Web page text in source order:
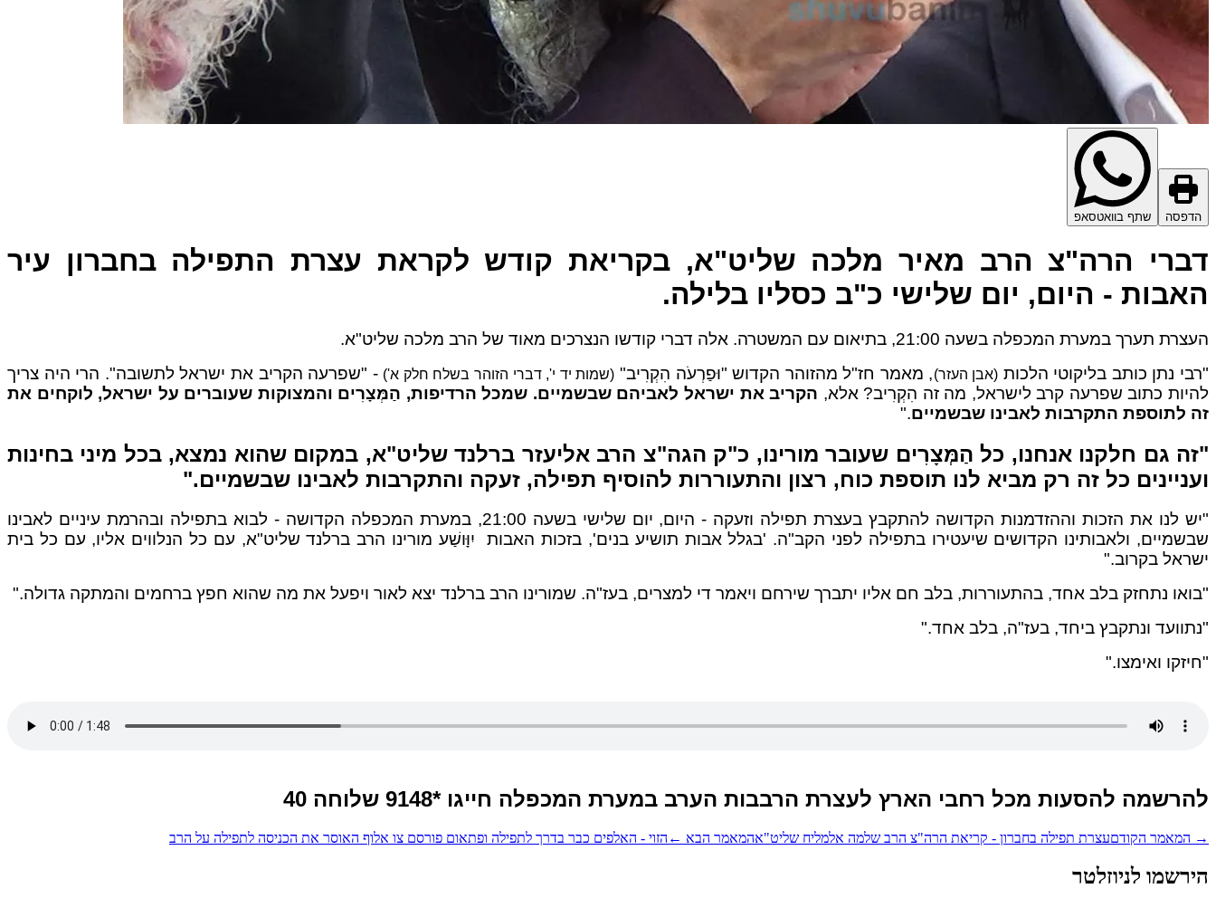
הדפסה שתף בוואטסאפ
דברי הרה"צ הרב מאיר מלכה שליט"א, בקריאת קודש לקראת עצרת התפילה בחברון עיר
האבות - היום, יום שלישי כ"ב כסליו בלילה.
העצרת תערך במערת המכפלה בשעה 21:00, בתיאום עם המשטרה. אלה דברי קודשו הנצרכים מאוד של הרב מלכה שליט"א.
"רבי נתן כותב בליקוטי הלכות (אבן העזר), מאמר חז"ל מהזוהר הקדוש "וּפַרְעֹה הִקְרִיב" (שמות יד י', דברי הזוהר בשלח חלק א') - "שפרעה הקריב את ישראל לתשובה". הרי היה צריך
להיות כתוב שפרעה קרב לישראל, מה זה הִקְרִיב? אלא, הקריב את ישראל לאביהם שבשמיים. שמכל הרדיפות, הַמְּצָרִים והמצוקות שעוברים על ישראל, לוקחים את
זה לתוספת התקרבות לאבינו שבשמיים."
"זה גם חלקנו אנחנו, כל הַמְּצָרִים שעובר מורינו, כ"ק הגה"צ הרב אליעזר ברלנד שליט"א, במקום שהוא נמצא, בכל מיני בחינות
ועניינים כל זה רק מביא לנו תוספת כוח, רצון והתעוררות להוסיף תפילה, זעקה והתקרבות לאבינו שבשמיים."
"יש לנו את הזכות וההזדמנות הקדושה להתקבץ בעצרת תפילה וזעקה - היום, יום שלישי בשעה 21:00, במערת המכפלה הקדושה - לבוא בתפילה ובהרמת עיניים לאבינו
שבשמיים, ולאבותינו הקדושים שיעטירו בתפילה לפני הקב"ה. 'בגלל אבות תושיע בנים', בזכות האבות יִוָּושַׁע מורינו הרב ברלנד שליט"א, עם כל הנלווים אליו, עם כל בית
ישראל בקרוב."
"בואו נתחזק בלב אחד, בהתעוררות, בלב חם אליו יתברך שירחם ויאמר די למצרים, בעז"ה. שמורינו הרב ברלנד יצא לאור ויפעל את מה שהוא חפץ ברחמים והמתקה גדולה."
"נתוועד ונתקבץ ביחד, בעז"ה, בלב אחד."
"חיזקו ואימצו."
להרשמה להסעות מכל רחבי הארץ לעצרת הרבבות הערב במערת המכפלה חייגו *9148 שלוחה 40
→ המאמר הקודםעצרת תפילה בחברון - קריאת הרה"צ הרב שלמה אלמליח שליט"אהמאמר הבא ← הזוי - האלפים כבר בדרך לתפילה ופתאום פורסם צו אלוף האוסר את הכניסה לתפילה על הרב
הירשמו לניוזלטר